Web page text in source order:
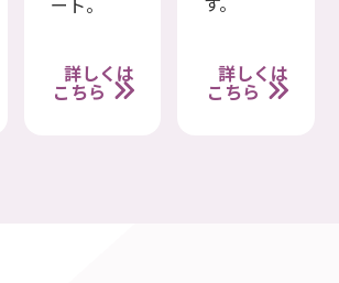
詳しくは
こちら
詳しくは
こちら